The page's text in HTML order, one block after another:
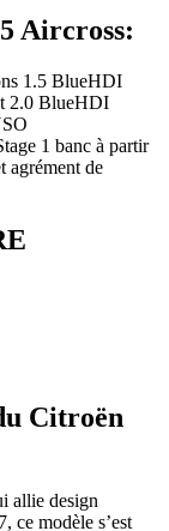
Aircross:
1.5 BlueHDI
2.0 BlueHDI
1 banc à partir
agrément de
Citroën
allie design
ce modèle s’est